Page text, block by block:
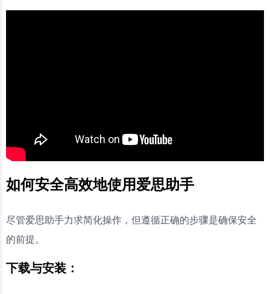
如何安全高效地使用爱思助手
尽管爱思助手力求简化操作，但遵循正确的步骤是确保安全
的前提。
下载与安装：